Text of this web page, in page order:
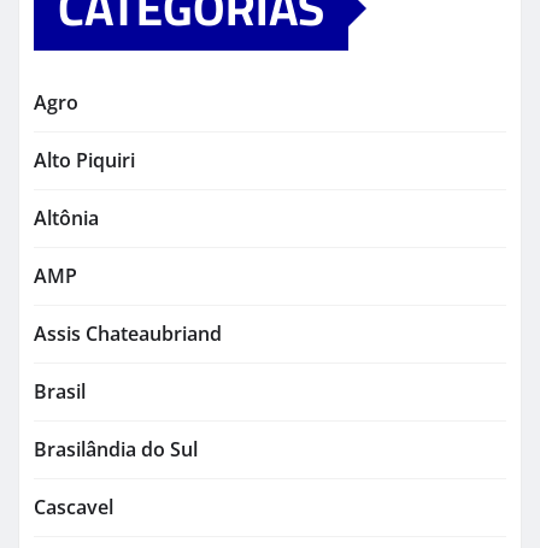
Agro
Alto Piquiri
Altônia
AMP
Assis Chateaubriand
Brasil
Brasilândia do Sul
Cascavel